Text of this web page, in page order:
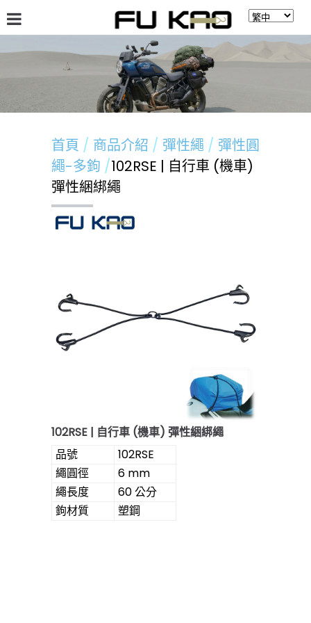
最新消息 留言板
首頁 商品介紹 彈性繩
彈性圓
繩-多鉤
102RSE | 自行車 (機車)
彈性綑綁繩
102RSE | 自行車 (機車) 彈性綑綁繩
品號
102RSE
繩圓徑
6 mm
繩長度
60 公分
鉤材質
塑鋼